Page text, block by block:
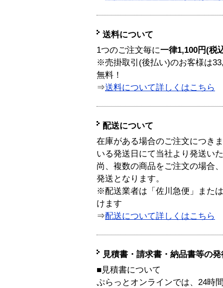
送料について
1つのご注文毎に一律1,100円(税
※売掛取引(後払い)のお客様は
無料！
⇒送料について詳しくはこちら
配送について
在庫がある場合のご注文につき
いる発送日にて当社より発送い
尚、複数の商品をご注文の場合
発送となります。
※配送業者は「佐川急便」また
けます
⇒配送について詳しくはこちら
見積書・請求書・納品書等の
■見積書について
ぷらっとオンラインでは、24時